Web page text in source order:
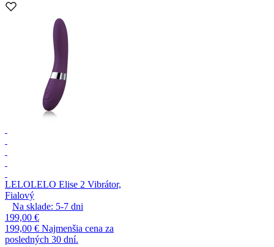
LELOLELO Elise 2 Vibrátor,
Fialový
Na sklade: 5-7 dni
199,00 €
199,00 € Najmenšia cena za
posledných 30 dní.